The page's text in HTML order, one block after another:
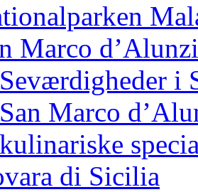
Marco
Seværdigheder i
San Marco
kulinariske
di Sicilia